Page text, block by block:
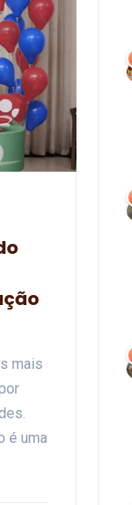
mais
é uma